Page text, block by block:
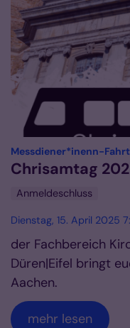
Messdiener*inenn-Fahrt:
Chrisamtag
Anmeldeschluss
Dienstag, 15. April 2025
der Fachbereich
Düren|Eifel bringt
Aachen.
mehr lesen